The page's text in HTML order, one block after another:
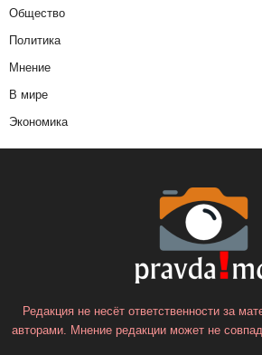
Общество
Политика
Мнение
В мире
Экономика
Редакция не несёт ответственности за
авторами. Мнение редакции может не